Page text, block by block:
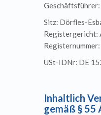
Sitz: Dörfles-
Registergericht:
USt-IDNr: DE
Inhaltlich
gemäß § 55